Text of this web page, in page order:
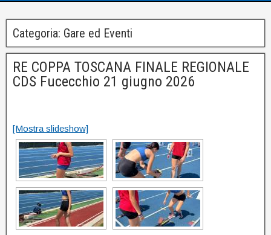
Categoria: Gare ed Eventi
RE COPPA TOSCANA FINALE REGIONALE
CDS Fucecchio 21 giugno 2026
[Mostra slideshow]